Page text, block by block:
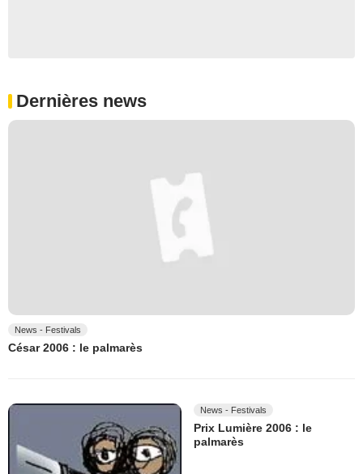
Dernières news
News - Festivals
César 2006 : le palmarès
News - Festivals
Prix Lumière 2006 : le
palmarès